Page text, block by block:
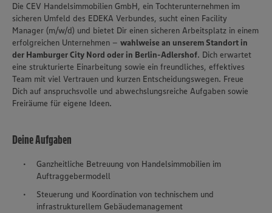
Die CEV Handelsimmobilien GmbH, ein Tochterunternehmen im
sicheren Umfeld des EDEKA Verbundes, sucht einen Facility
Manager (m/w/d) und bietet Dir einen sicheren Arbeitsplatz in einem
erfolgreichen Unternehmen – wahlweise an unserem Standort in
der Hamburger City Nord oder in Berlin-Adlershof. Dich erwartet
eine strukturierte Einarbeitung sowie ein freundliches, effektives
Team mit viel Vertrauen und kurzen Entscheidungswegen. Freue
Dich auf anspruchsvolle und abwechslungsreiche Aufgaben sowie
Freiräume für eigene Ideen.
Deine Aufgaben
Ganzheitliche Betreuung von Handelsimmobilien im
Auftraggebermodell
Steuerung und Koordination von technischem und
infrastrukturellem Gebäudemanagement